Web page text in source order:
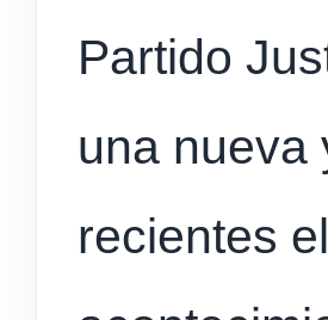
Partido
una nueva
recientes